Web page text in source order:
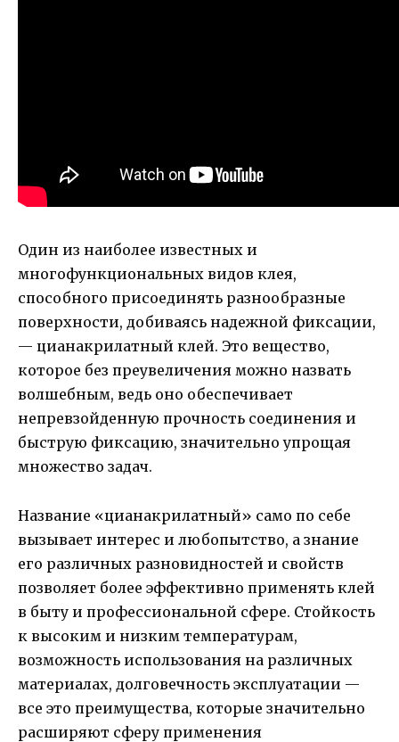
Один из наиболее известных и
многофункциональных видов клея,
способного присоединять разнообразные
поверхности, добиваясь надежной фиксации,
— цианакрилатный клей. Это вещество,
которое без преувеличения можно назвать
волшебным, ведь оно обеспечивает
непревзойденную прочность соединения и
быструю фиксацию, значительно упрощая
множество задач.
Название «цианакрилатный» само по себе
вызывает интерес и любопытство, а знание
его различных разновидностей и свойств
позволяет более эффективно применять клей
в быту и профессиональной сфере. Стойкость
к высоким и низким температурам,
возможность использования на различных
материалах, долговечность эксплуатации —
все это преимущества, которые значительно
расширяют сферу применения